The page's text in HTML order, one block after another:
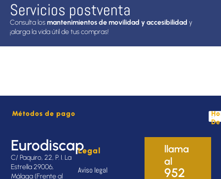
Servicios postventa
Consulta losmantenimientos de movilidad y accesibilidad y
¡alarga la vida útil de tus compras!
Métodos de pago
Eurodiscap
C/ Paquiro, 22, P. I. La
Estrella 29006,
Málaga (Frente al
Legal
Aviso legal
llama
al
952